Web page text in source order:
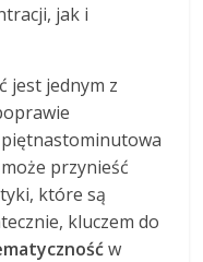
jak i
jest jednym z
przynieść
które są
kluczem do
w